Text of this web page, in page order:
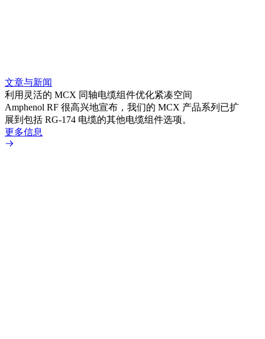
文章与新闻
利用灵活的 MCX 同轴电缆组件优化紧凑空间
Amphenol RF 很高兴地宣布，我们的 MCX 产品系列已扩
展到包括 RG-174 电缆的其他电缆组件选项。
更多信息